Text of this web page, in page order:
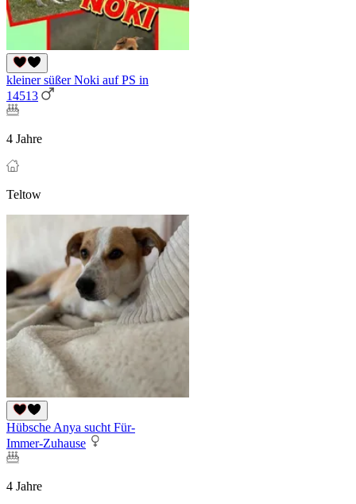
kleiner süßer Noki auf PS in
14513
4 Jahre
Teltow
Hübsche Anya sucht Für-
Immer-Zuhause
4 Jahre